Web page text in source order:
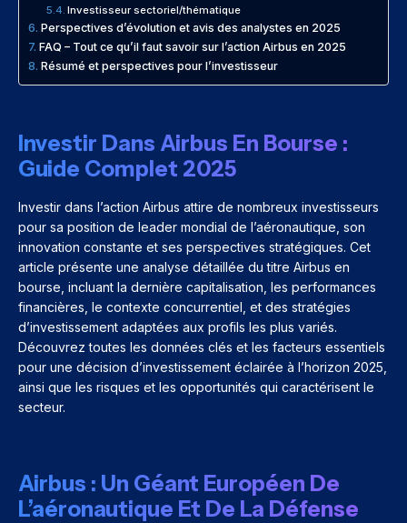
Investisseur sectoriel/thématique
Perspectives d’évolution et avis des analystes en 2025
FAQ – Tout ce qu’il faut savoir sur l’action Airbus en 2025
Résumé et perspectives pour l’investisseur
Investir Dans Airbus En Bourse :
Guide Complet 2025
Investir dans l’action Airbus attire de nombreux investisseurs
pour sa position de leader mondial de l’aéronautique, son
innovation constante et ses perspectives stratégiques. Cet
article présente une analyse détaillée du titre Airbus en
bourse, incluant la dernière capitalisation, les performances
financières, le contexte concurrentiel, et des stratégies
d’investissement adaptées aux profils les plus variés.
Découvrez toutes les données clés et les facteurs essentiels
pour une décision d’investissement éclairée à l’horizon 2025,
ainsi que les risques et les opportunités qui caractérisent le
secteur.
Airbus : Un Géant Européen De
L’aéronautique Et De La Défense